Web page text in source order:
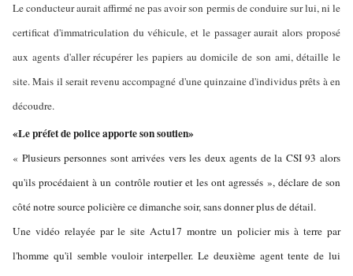
Le conducteur aurait affirmé ne pas avoir son permis de conduire sur lui, ni le
certificat d'immatriculation du véhicule, et le passager aurait alors proposé
aux agents d'aller récupérer les papiers au domicile de son ami, détaille le
site. Mais il serait revenu accompagné d'une quinzaine d'individus prêts à en
découdre.
«Le préfet de police apporte son soutien»
« Plusieurs personnes sont arrivées vers les deux agents de la CSI 93 alors
qu'ils procédaient à un contrôle routier et les ont agressés », déclare de son
côté notre source policière ce dimanche soir, sans donner plus de détail.
Une vidéo relayée par le site Actu17 montre un policier mis à terre par
l'homme qu'il semble vouloir interpeller. Le deuxième agent tente de lui